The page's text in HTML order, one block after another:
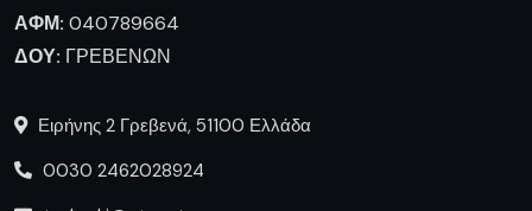
ΑΦΜ: 040789664
ΔΟΥ: ΓΡΕΒΕΝΩΝ
Ειρήνης 2 Γρεβενά, 51100 Ελλάδα
0030 2462028924